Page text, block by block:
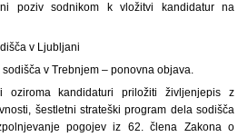
poziv sodnikom k vložitvi kandidatur na
v Ljubljani
v Trebnjem – ponovna objava.
oziroma kandidaturi priložiti življenjepis z
šestletni strateški program dela sodišča
pogojev iz 62. člena Zakona o